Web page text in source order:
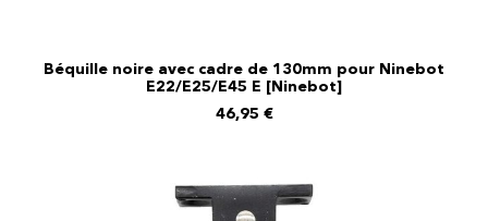
AJOUTER AU PANIER
Béquille noire avec cadre de 130mm pour Ninebot
E22/E25/E45 E [Ninebot]
46,95 €